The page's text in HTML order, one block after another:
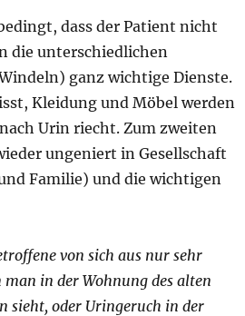
dass der Patient nicht
die unterschiedlichen
ganz wichtige Dienste.
Kleidung und Möbel werden
Urin riecht. Zum zweiten
ungeniert in Gesellschaft
Familie) und die wichtigen
von sich aus nur sehr
in der Wohnung des alten
sieht, oder Uringeruch in der